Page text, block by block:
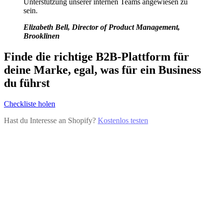
Unterstützung unserer internen Teams angewiesen zu
sein.
Elizabeth Bell, Director of Product Management,
Brooklinen
Finde die richtige B2B-Plattform für
deine Marke, egal, was für ein Business
du führst
Checkliste holen
Hast du Interesse an Shopify? Kostenlos testen